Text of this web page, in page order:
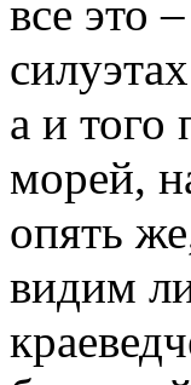
все это
а и того
морей,
опять
видим